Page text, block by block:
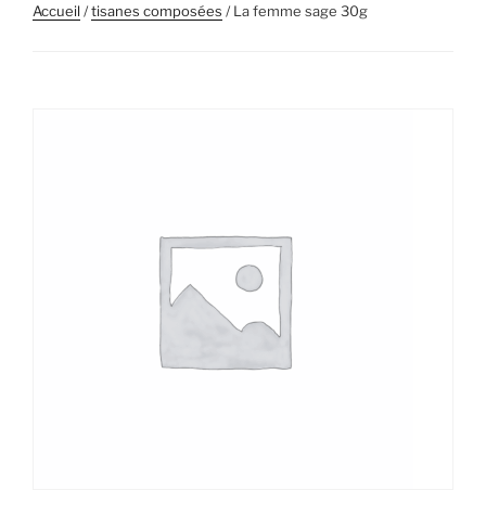
Accueil/tisanes composées / La femme sage 30g